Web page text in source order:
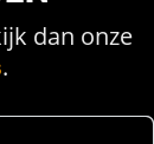
dan onze
.